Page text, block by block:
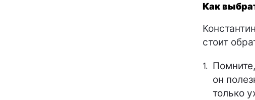
Как
стоит
он
только